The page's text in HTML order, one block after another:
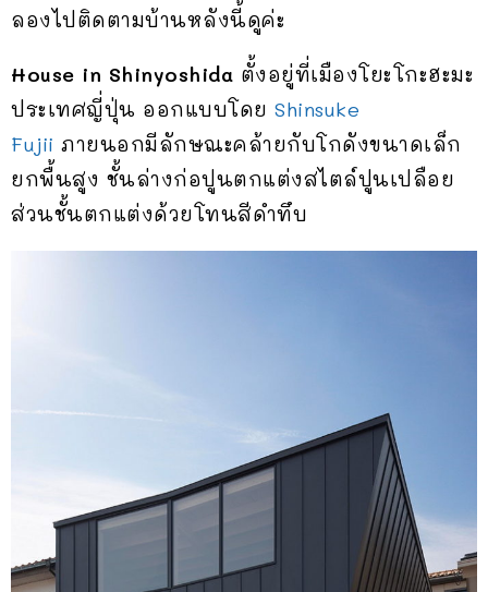
ลองไปติดตามบ้านหลังนี้ดูค่ะ
House in Shinyoshida ตั้งอยู่ที่เมืองโยะโกะฮะมะ
ประเทศญี่ปุ่น ออกแบบโดย Shinsuke
Fujii ภายนอกมีลักษณะคล้ายกับโกดังขนาดเล็ก
ยกพื้นสูง ชั้นล่างก่อปูนตกแต่งสไตล์ปูนเปลือย
ส่วนชั้นตกแต่งด้วยโทนสีดำทึบ